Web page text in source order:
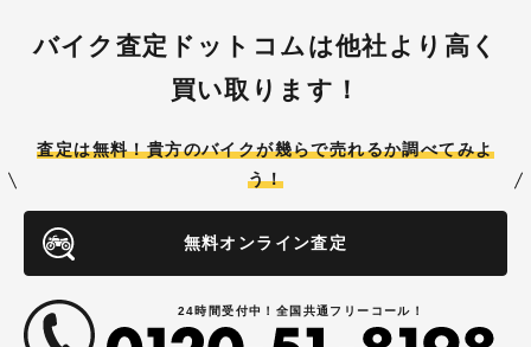
バイク査定ドットコムは他社より高く
買い取ります！
査定は無料！貴方のバイクが幾らで売れるか調べてみよ
う！
無料オンライン査定
24時間受付中！全国共通フリーコール！